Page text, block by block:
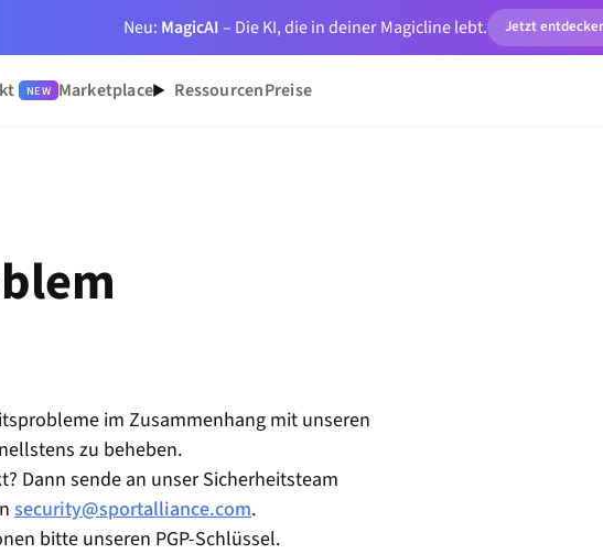
Neu: MagicAI– Die KI, die in deiner Magicline lebt. Jetzt
NEW Marketplace RessourcenPreise
im Zusammenhang mit unseren
zu beheben.
Dann sende an unser Sicherheitsteam
security@sportalliance.com.
bitte unseren PGP-Schlüssel.